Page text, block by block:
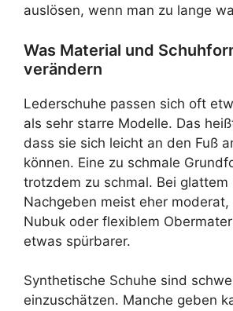
auslösen, wenn man zu lange
Was Material und
verändern
Lederschuhe passen sich oft
als sehr starre Modelle. Das
dass sie sich leicht an den Fuß
können. Eine zu schmale
trotzdem zu schmal. Bei glattem
Nachgeben meist eher
Nubuk oder flexiblem
etwas spürbarer.
Synthetische Schuhe sind
einzuschätzen. Manche geben